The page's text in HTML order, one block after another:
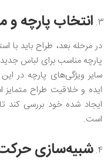
انتخاب پارچه و
در مرحله بعد، طراح باید با
پارچه مناسب برای لباس
سایر ویژگی‌های پارچه در
ایده و خلاقیت طراح متمایز
ایجاد شده خود بررسی کند
است.
شبیه‌سازی